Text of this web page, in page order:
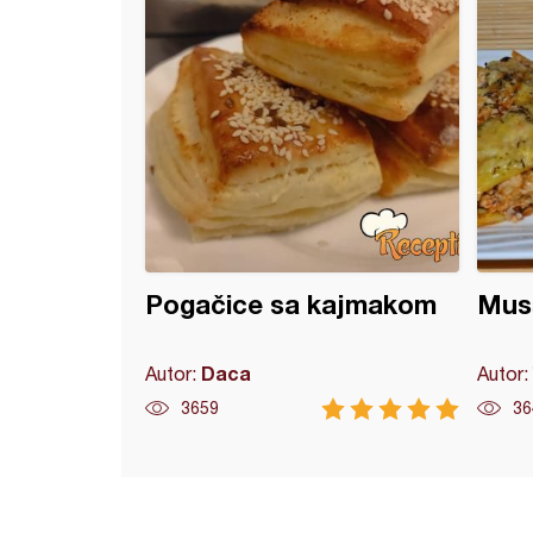
Pogačice sa kajmakom
Autor: Daca
3659
Autor: